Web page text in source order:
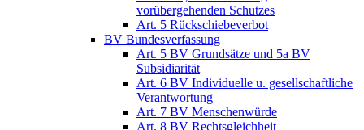
vorübergehenden Schutzes
Art. 5 Rückschiebeverbot
BV Bundesverfassung
Art. 5 BV Grundsätze und 5a BV
Subsidiarität
Art. 6 BV Individuelle u. gesellschaftliche
Verantwortung
Art. 7 BV Menschenwürde
Art. 8 BV Rechtsgleichheit